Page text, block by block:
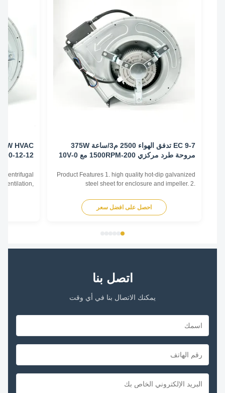
EC 9-7 تدفق الهواء 2500 م3/ساعة 375W
مروحة طرد مركزي 200-1500RPM مع 0-10V
Product Features 1. high quality hot-dip galvanized
steel sheet for enclosure and impeller. 2.
small vibration. Main advantages 1. Experience and
good service. We professionally produce fan motors
احصل على افضل سعر
of centrifugal
Ventilation,
اتصل بنا
يمكنك الاتصال بنا في أي وقت